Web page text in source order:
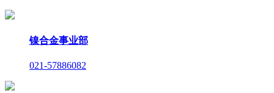
镍合金事业部
021-57886082